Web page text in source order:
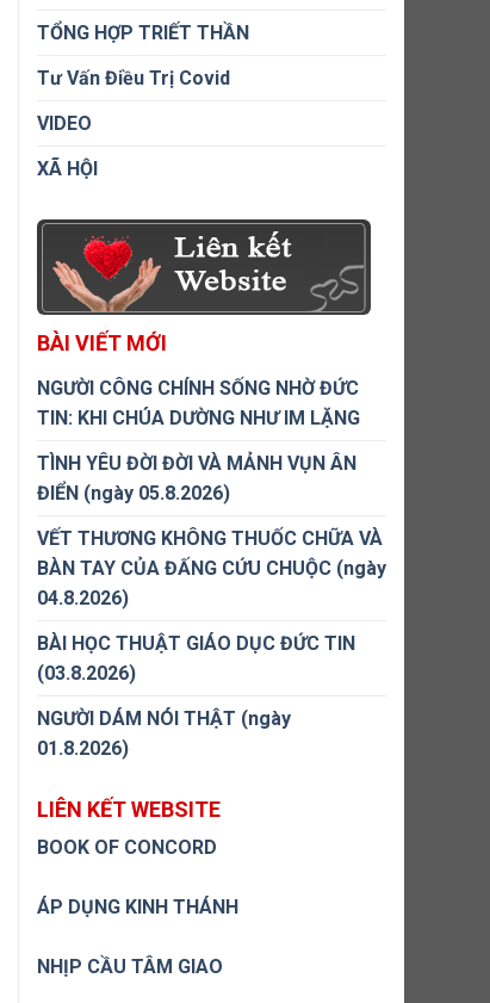
TỔNG HỢP TRIẾT THẦN
Tư Vấn Điều Trị Covid
VIDEO
XÃ HỘI
BÀI VIẾT MỚI
NGƯỜI CÔNG CHÍNH SỐNG NHỜ ĐỨC
TIN: KHI CHÚA DƯỜNG NHƯ IM LẶNG
TÌNH YÊU ĐỜI ĐỜI VÀ MẢNH VỤN ÂN
ĐIỂN (ngày 05.8.2026)
VẾT THƯƠNG KHÔNG THUỐC CHỮA VÀ
BÀN TAY CỦA ĐẤNG CỨU CHUỘC (ngày
04.8.2026)
BÀI HỌC THUẬT GIÁO DỤC ĐỨC TIN
(03.8.2026)
NGƯỜI DÁM NÓI THẬT (ngày
01.8.2026)
LIÊN KẾT WEBSITE
BOOK OF CONCORD
ÁP DỤNG KINH THÁNH
NHỊP CẦU TÂM GIAO